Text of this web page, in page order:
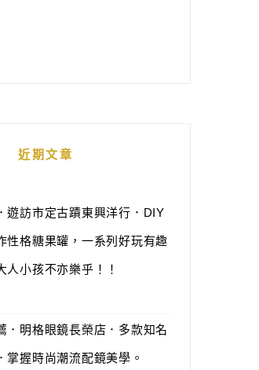
近期文章
遊訪市定古蹟東興洋行．DIY
性格糖果罐，一系列好玩有趣
人小孩不亦樂乎！！
．明格眼鏡長榮店．多款知名
掌握時尚潮流配鏡美學。